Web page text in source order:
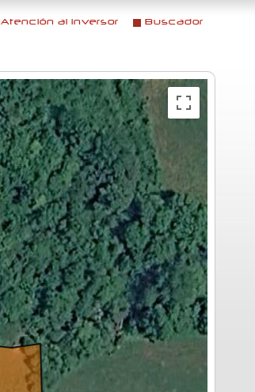
Atención al inversor Buscador